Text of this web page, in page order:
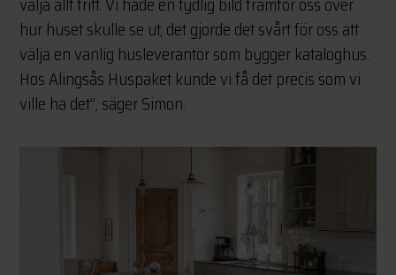
hur huset skulle se ut, det gjorde det svårt för oss att
välja en vanlig husleverantör som bygger kataloghus.
Hos Alingsås Huspaket kunde vi få det precis som vi
ville ha det”, säger Simon.